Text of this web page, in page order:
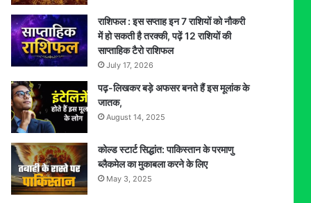
राशिफल : इस सप्ताह इन 7 राशियों को नौकरी
में हो सकती है तरक्की, पढ़ें 12 राशियों की
साप्ताहिक टैरो राशिफल
July 17, 2026
पढ़-लिखकर बड़े अफसर बनते हैं इस मूलांक के
जातक,
August 14, 2025
कोल्ड स्टार्ट सिद्धांत: पाकिस्तान के परमाणु
ब्लैकमेल का मुकाबला करने के लिए
May 3, 2025